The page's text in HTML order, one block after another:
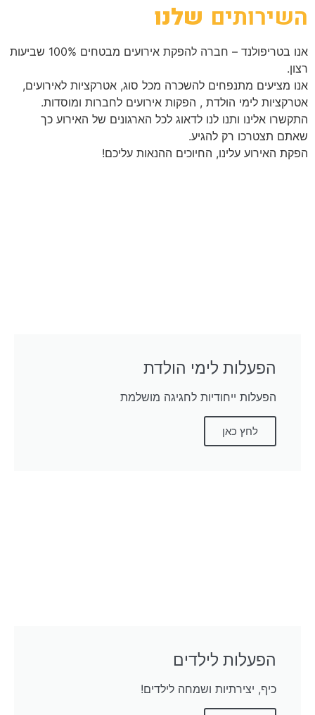
השירותים שלנו
אנו בטריפולנד – חברה להפקת אירועים מבטחים 100% שביעות
רצון.
אנו מציעים מתנפחים להשכרה מכל סוג, אטרקציות לאירועים,
אטרקציות לימי הולדת , הפקות אירועים לחברות ומוסדות.
התקשרו אלינו ותנו לנו לדאוג לכל הארגונים של האירוע כך
שאתם תצטרכו רק להגיע.
הפקת האירוע עלינו, החיוכים ההנאות עליכם!
הפעלות לימי הולדת
הפעלות ייחודיות לחגיגה מושלמת
לחץ כאן
הפעלות לילדים
כיף, יצירתיות ושמחה לילדים!